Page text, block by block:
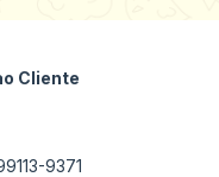
Cliente
9371